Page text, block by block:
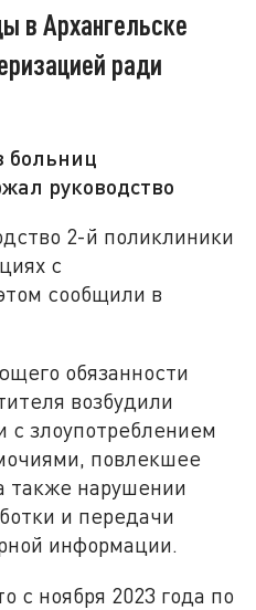
в Архангельске
ради
больниц
руководство
2-й поликлиники
с
сообщили в
обязанности
возбудили
с злоупотреблением
повлекшее
также нарушении
и передачи
информации.
с ноября 2023 года по